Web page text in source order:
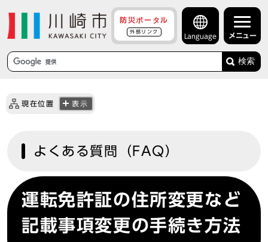
防災ポータル
外部リンク
Language メニュー
検索
現在位置 表示
よくある質問（FAQ）
運転免許証の住所変更など
記載事項変更の手続き方法